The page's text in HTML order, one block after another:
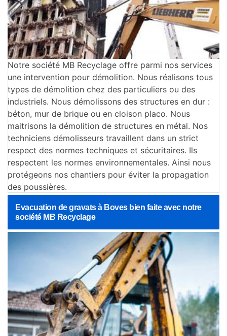
Notre société MB Recyclage offre parmi nos services
une intervention pour démolition. Nous réalisons tous
types de démolition chez des particuliers ou des
industriels. Nous démolissons des structures en dur :
béton, mur de brique ou en cloison placo. Nous
maitrisons la démolition de structures en métal. Nos
techniciens démolisseurs travaillent dans un strict
respect des normes techniques et sécuritaires. Ils
respectent les normes environnementales. Ainsi nous
protégeons nos chantiers pour éviter la propagation
des poussières.
Evacuation de gravats à Boves bien faite avec notre
société MB Recyclage